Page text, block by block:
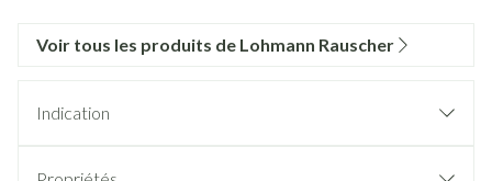
Voir tous les produits de Lohmann Rauscher
Indication